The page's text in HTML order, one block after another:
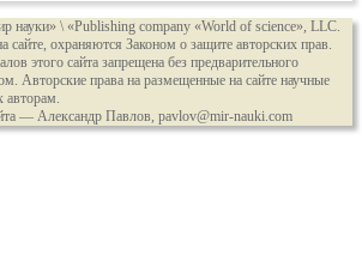
\ «Publishing company «World of science», LLC.
охраняются Законом о защите авторских прав.
этого сайта запрещена без предварительного
Авторские права на размещенные на сайте научные
авторам.
— Александр Павлов, pavlov@mir-nauki.com